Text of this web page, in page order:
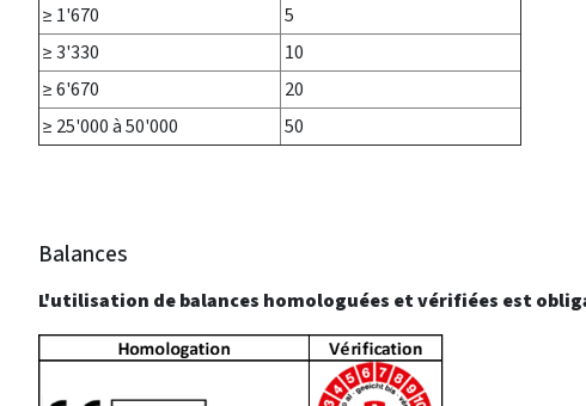
≥ 1'670
5
≥ 3'330
10
≥ 6'670
20
≥ 25'000 à 50'000
50
Balances
L'utilisation de balances homologuées et vérifiées est